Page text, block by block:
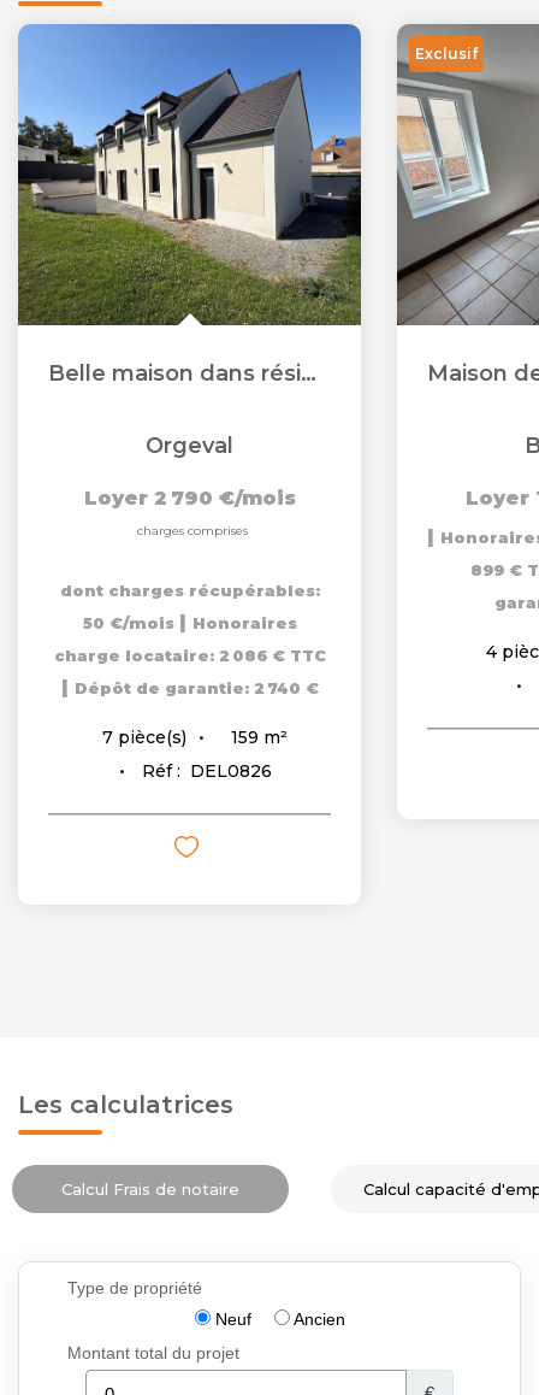
Belle maison dans résidence privée
Orgeval
Loyer 2 790 €/mois
charges comprises
dont charges récupérables:
50 €/mois | Honoraires
charge locataire: 2 086 € TTC
| Dépôt de garantie: 2 740 €
7 pièce(s) 159 m²
Réf : DEL0826
Exclusif
Loyer
|
899 €
4
Les calculatrices
Calcul Frais de notaire Calcul capacité